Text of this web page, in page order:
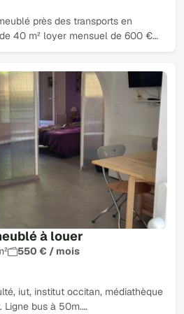
près des transports en
40 m² loyer mensuel de 600 €…
à louer
550 € / mois
iut, institut occitan, médiathèque
Ligne bus à 50m.…